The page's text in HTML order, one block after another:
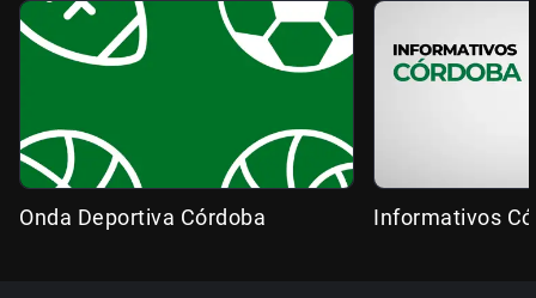
Onda Deportiva Córdoba Informativos